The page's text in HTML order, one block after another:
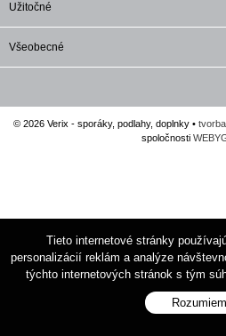
Užitočné
Všeobecné
© 2026 Verix - sporáky, podlahy, doplnky •
spoločnosti
Tieto internetové stránky
personalizácií reklám a analýze
týchto internetových stránok s tým
Rozumiem